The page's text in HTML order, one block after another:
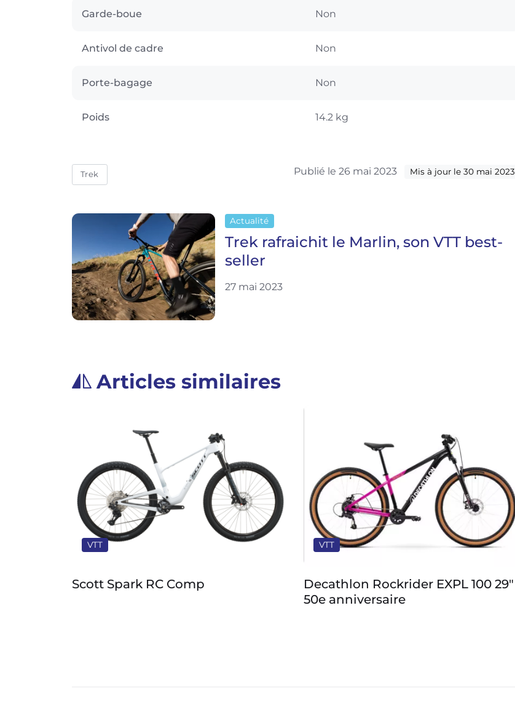
Garde-boue Non
Antivol de cadre Non
Porte-bagage Non
Poids 14.2 kg
Trek Publié le 26 mai 2023 Mis à jour le 30 mai 2023
Actualité
Trek rafraichit le Marlin, son VTT best-
seller
27 mai 2023
Articles similaires
VTT
Scott Spark RC Comp
VTT
Decathlon Rockrider EXPL 100 29″
50e anniversaire